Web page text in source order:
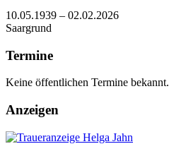
10.05.1939 – 02.02.2026
Saargrund
Termine
Keine öffentlichen Termine bekannt.
Anzeigen